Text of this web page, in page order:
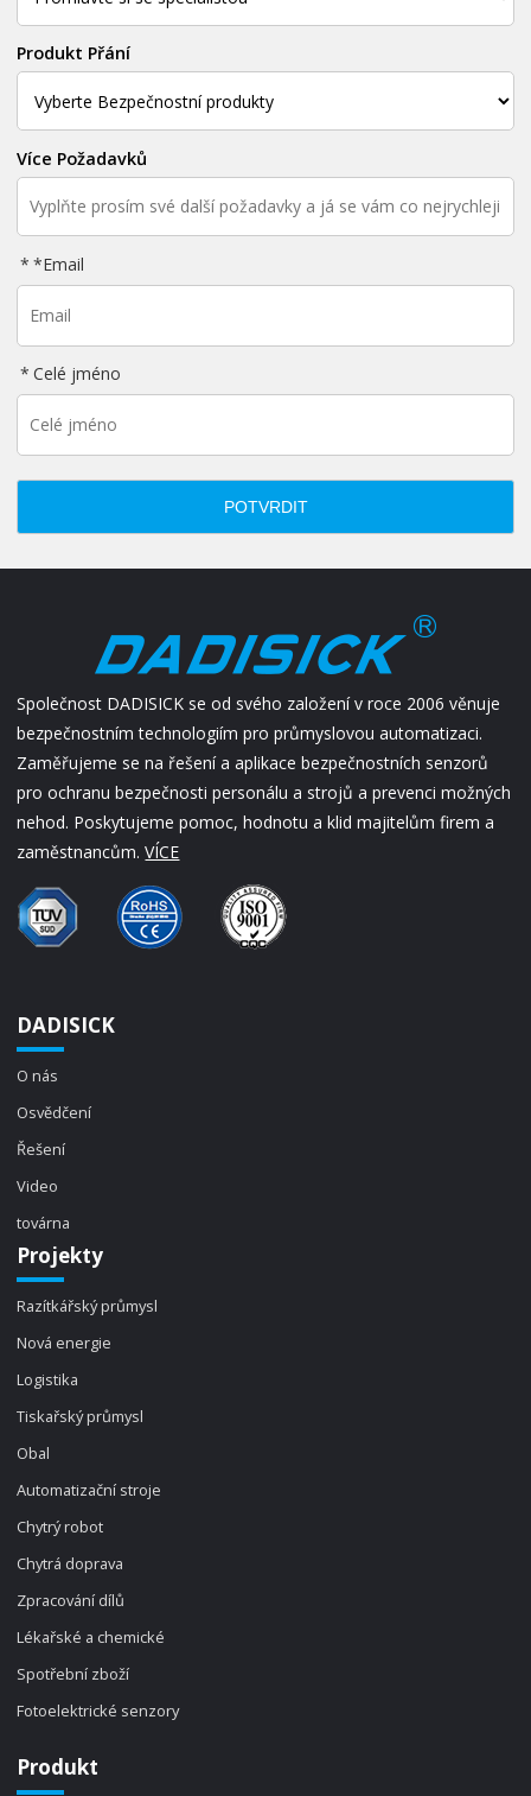
Produkt Přání
Více Požadavků
*Email
Celé jméno
POTVRDIT
Společnost DADISICK se od svého založení v roce 2006 věnuje
bezpečnostním technologiím pro průmyslovou automatizaci.
Zaměřujeme se na řešení a aplikace bezpečnostních senzorů
pro ochranu bezpečnosti personálu a strojů a prevenci možných
nehod. Poskytujeme pomoc, hodnotu a klid majitelům firem a
zaměstnancům.VÍCE
DADISICK
O nás
Osvědčení
Řešení
Video
továrna
Projekty
Razítkářský průmysl
Nová energie
Logistika
Tiskařský průmysl
Obal
Automatizační stroje
Chytrý robot
Chytrá doprava
Zpracování dílů
Lékařské a chemické
Spotřební zboží
Fotoelektrické senzory
Produkt